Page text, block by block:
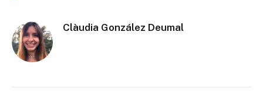
Clàudia González Deumal